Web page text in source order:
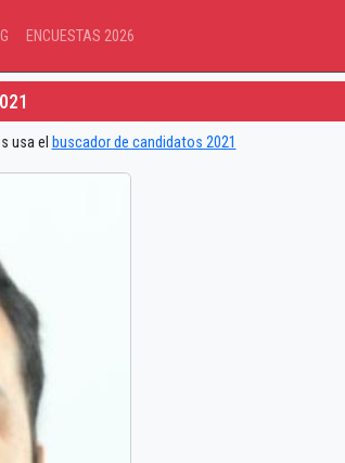
ENCUESTAS 2026
usa el buscador de candidatos 2021